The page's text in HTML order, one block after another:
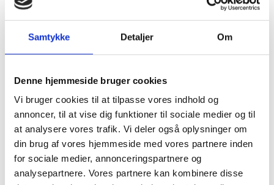
Samtykke Detaljer Om
Denne hjemmeside bruger cookies
Vi bruger cookies til at tilpasse vores indhold og
annoncer, til at vise dig funktioner til sociale medier og til
at analysere vores trafik. Vi deler også oplysninger om
din brug af vores hjemmeside med vores partnere inden
for sociale medier, annonceringspartnere og
analysepartnere. Vores partnere kan kombinere disse
Google kalender
iCalendar
Outlook 365
Outlook Live
Detaljer